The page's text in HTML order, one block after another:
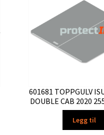
601681 TOPPGULV
DOUBLE CAB 2020
Legg til